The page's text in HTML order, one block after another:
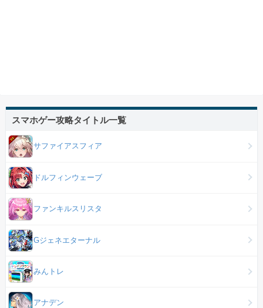
スマホゲー攻略タイトル一覧
サファイアスフィア
ドルフィンウェーブ
ファンキルスリスタ
Gジェネエターナル
みんトレ
アナデン